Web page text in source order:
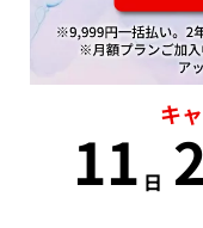
キ
11 日